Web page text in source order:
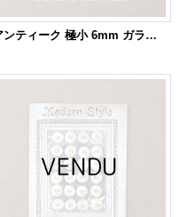
アンティーク 極小 6mm ガラスボタン 10ピースのセット 白 ドール用